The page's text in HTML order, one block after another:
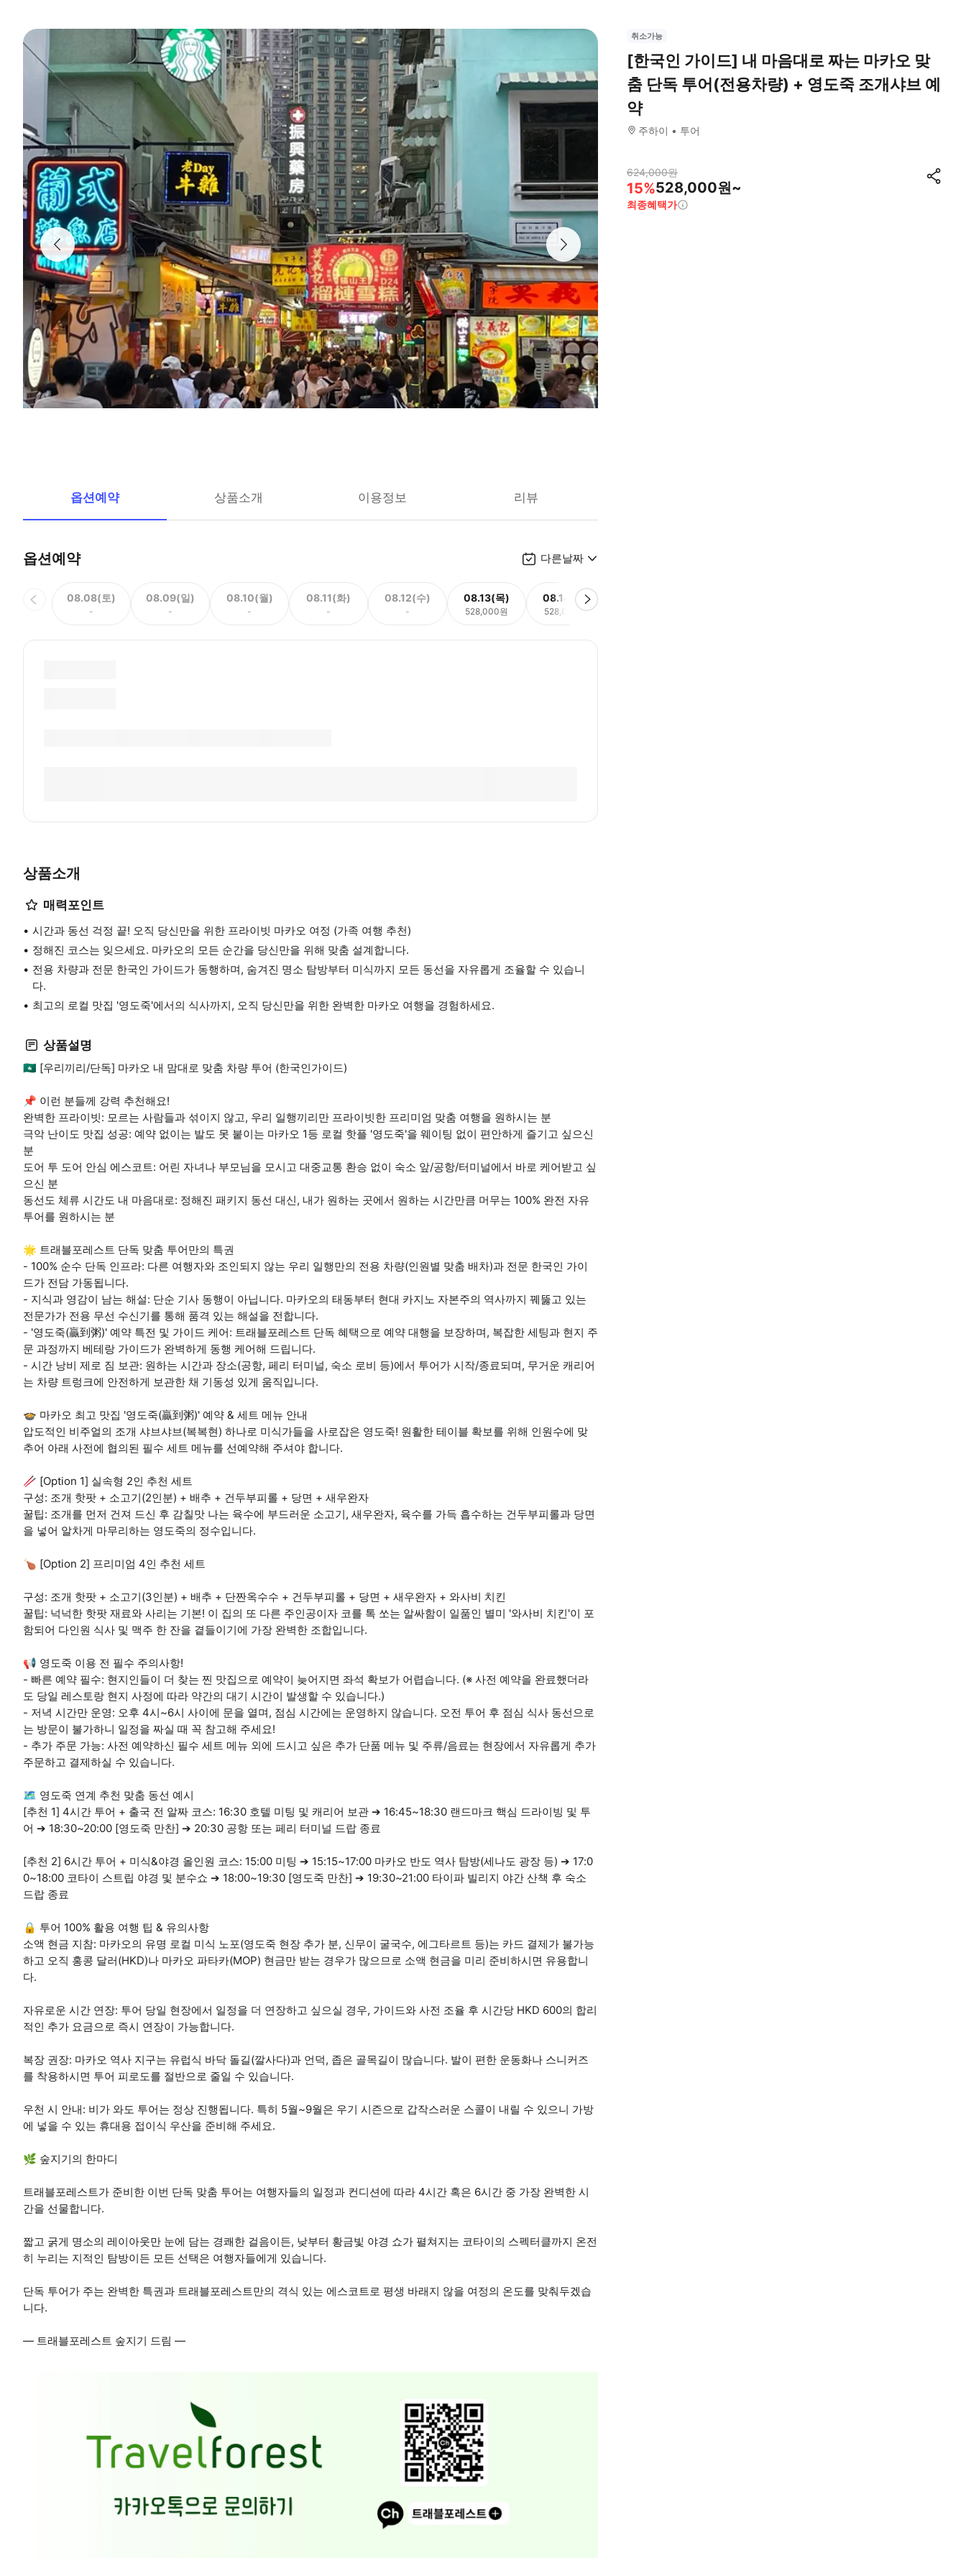
옵션예약 상품소개 이용정보 리뷰
옵션예약 다른날짜
08.08(토)
-
08.09(일)
-
08.10(월)
-
08.11(화)
-
08.12(수)
-
08.13(목)
528,000원
08.14(금)
528,000원
상품소개
매력포인트
시간과 동선 걱정 끝! 오직 당신만을 위한 프라이빗 마카오 여정 (가족 여행 추천)
정해진 코스는 잊으세요. 마카오의 모든 순간을 당신만을 위해 맞춤 설계합니다.
전용 차량과 전문 한국인 가이드가 동행하며, 숨겨진 명소 탐방부터 미식까지 모든 동선을 자유롭게 조율할 수 있습니
다.
최고의 로컬 맛집 '영도죽'에서의 식사까지, 오직 당신만을 위한 완벽한 마카오 여행을 경험하세요.
상품설명
🇲🇴 [우리끼리/단독] 마카오 내 맘대로 맞춤 차량 투어 (한국인가이드)
📌 이런 분들께 강력 추천해요!
완벽한 프라이빗: 모르는 사람들과 섞이지 않고, 우리 일행끼리만 프라이빗한 프리미엄 맞춤 여행을 원하시는 분
극악 난이도 맛집 성공: 예약 없이는 발도 못 붙이는 마카오 1등 로컬 핫플 '영도죽'을 웨이팅 없이 편안하게 즐기고 싶으신
분
도어 투 도어 안심 에스코트: 어린 자녀나 부모님을 모시고 대중교통 환승 없이 숙소 앞/공항/터미널에서 바로 케어받고 싶
으신 분
동선도 체류 시간도 내 마음대로: 정해진 패키지 동선 대신, 내가 원하는 곳에서 원하는 시간만큼 머무는 100% 완전 자유
투어를 원하시는 분
🌟 트래블포레스트 단독 맞춤 투어만의 특권
- 100% 순수 단독 인프라: 다른 여행자와 조인되지 않는 우리 일행만의 전용 차량(인원별 맞춤 배차)과 전문 한국인 가이
드가 전담 가동됩니다.
- 지식과 영감이 남는 해설: 단순 기사 동행이 아닙니다. 마카오의 태동부터 현대 카지노 자본주의 역사까지 꿰뚫고 있는
전문가가 전용 무선 수신기를 통해 품격 있는 해설을 전합니다.
- '영도죽(贏到粥)' 예약 특전 및 가이드 케어: 트래블포레스트 단독 혜택으로 예약 대행을 보장하며, 복잡한 세팅과 현지 주
문 과정까지 베테랑 가이드가 완벽하게 동행 케어해 드립니다.
- 시간 낭비 제로 짐 보관: 원하는 시간과 장소(공항, 페리 터미널, 숙소 로비 등)에서 투어가 시작/종료되며, 무거운 캐리어
는 차량 트렁크에 안전하게 보관한 채 기동성 있게 움직입니다.
🍲 마카오 최고 맛집 '영도죽(贏到粥)' 예약 & 세트 메뉴 안내
압도적인 비주얼의 조개 샤브샤브(복복현) 하나로 미식가들을 사로잡은 영도죽! 원활한 테이블 확보를 위해 인원수에 맞
추어 아래 사전에 협의된 필수 세트 메뉴를 선예약해 주셔야 합니다.
🥢 [Option 1] 실속형 2인 추천 세트
구성: 조개 핫팟 + 소고기(2인분) + 배추 + 건두부피롤 + 당면 + 새우완자
꿀팁: 조개를 먼저 건져 드신 후 감칠맛 나는 육수에 부드러운 소고기, 새우완자, 육수를 가득 흡수하는 건두부피롤과 당면
을 넣어 알차게 마무리하는 영도죽의 정수입니다.
🍗 [Option 2] 프리미엄 4인 추천 세트
구성: 조개 핫팟 + 소고기(3인분) + 배추 + 단짠옥수수 + 건두부피롤 + 당면 + 새우완자 + 와사비 치킨
꿀팁: 넉넉한 핫팟 재료와 사리는 기본! 이 집의 또 다른 주인공이자 코를 톡 쏘는 알싸함이 일품인 별미 '와사비 치킨'이 포
함되어 다인원 식사 및 맥주 한 잔을 곁들이기에 가장 완벽한 조합입니다.
📢 영도죽 이용 전 필수 주의사항!
- 빠른 예약 필수: 현지인들이 더 찾는 찐 맛집으로 예약이 늦어지면 좌석 확보가 어렵습니다. (※ 사전 예약을 완료했더라
도 당일 레스토랑 현지 사정에 따라 약간의 대기 시간이 발생할 수 있습니다.)
- 저녁 시간만 운영: 오후 4시~6시 사이에 문을 열며, 점심 시간에는 운영하지 않습니다. 오전 투어 후 점심 식사 동선으로
는 방문이 불가하니 일정을 짜실 때 꼭 참고해 주세요!
- 추가 주문 가능: 사전 예약하신 필수 세트 메뉴 외에 드시고 싶은 추가 단품 메뉴 및 주류/음료는 현장에서 자유롭게 추가
주문하고 결제하실 수 있습니다.
🗺️ 영도죽 연계 추천 맞춤 동선 예시
[추천 1] 4시간 투어 + 출국 전 알짜 코스: 16:30 호텔 미팅 및 캐리어 보관 ➔ 16:45~18:30 랜드마크 핵심 드라이빙 및 투
어 ➔ 18:30~20:00 [영도죽 만찬] ➔ 20:30 공항 또는 페리 터미널 드랍 종료
[추천 2] 6시간 투어 + 미식&야경 올인원 코스: 15:00 미팅 ➔ 15:15~17:00 마카오 반도 역사 탐방(세나도 광장 등) ➔ 17:0
0~18:00 코타이 스트립 야경 및 분수쇼 ➔ 18:00~19:30 [영도죽 만찬] ➔ 19:30~21:00 타이파 빌리지 야간 산책 후 숙소
드랍 종료
🔒 투어 100% 활용 여행 팁 & 유의사항
소액 현금 지참: 마카오의 유명 로컬 미식 노포(영도죽 현장 추가 분, 신무이 굴국수, 에그타르트 등)는 카드 결제가 불가능
하고 오직 홍콩 달러(HKD)나 마카오 파타카(MOP) 현금만 받는 경우가 많으므로 소액 현금을 미리 준비하시면 유용합니
다.
자유로운 시간 연장: 투어 당일 현장에서 일정을 더 연장하고 싶으실 경우, 가이드와 사전 조율 후 시간당 HKD 600의 합리
적인 추가 요금으로 즉시 연장이 가능합니다.
복장 권장: 마카오 역사 지구는 유럽식 바닥 돌길(깔사다)과 언덕, 좁은 골목길이 많습니다. 발이 편한 운동화나 스니커즈
를 착용하시면 투어 피로도를 절반으로 줄일 수 있습니다.
우천 시 안내: 비가 와도 투어는 정상 진행됩니다. 특히 5월~9월은 우기 시즌으로 갑작스러운 스콜이 내릴 수 있으니 가방
에 넣을 수 있는 휴대용 접이식 우산을 준비해 주세요.
🌿 숲지기의 한마디
트래블포레스트가 준비한 이번 단독 맞춤 투어는 여행자들의 일정과 컨디션에 따라 4시간 혹은 6시간 중 가장 완벽한 시
간을 선물합니다.
짧고 굵게 명소의 레이아웃만 눈에 담는 경쾌한 걸음이든, 낮부터 황금빛 야경 쇼가 펼쳐지는 코타이의 스펙터클까지 온전
히 누리는 지적인 탐방이든 모든 선택은 여행자들에게 있습니다.
단독 투어가 주는 완벽한 특권과 트래블포레스트만의 격식 있는 에스코트로 평생 바래지 않을 여정의 온도를 맞춰두겠습
니다.
— 트래블포레스트 숲지기 드림 —
취소가능
[한국인 가이드] 내 마음대로 짜는 마카오 맞
춤 단독 투어(전용차량) + 영도죽 조개샤브 예
약
주하이 투어
624,000원
15%528,000원~
최종혜택가